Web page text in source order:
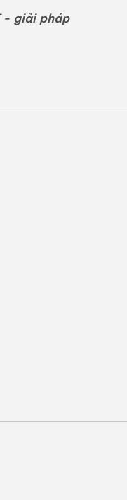
- giải pháp